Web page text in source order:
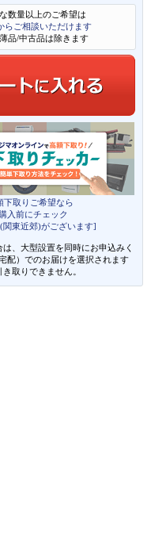
数量以上のご希望は
らご相談いただけます
品/中古品は除きます
下取りご希望なら
入前にチェック
関東近郊)がございます]
、大型設置を同時にお申込みく
配）でのお届けを選択されます
き取りできません。